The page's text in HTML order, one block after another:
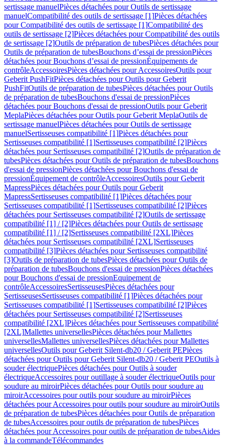
sertissage manuelPièces détachées pour Outils de sertissage
manuelCompatibilité des outils de sertissage [1]Pièces détachées
pour Compatibilité des outils de sertissage [1]Compatibilité des
outils de sertissage [2]Pièces détachées pour Compatibilité des outils
de sertissage [2]Outils de préparation de tubesPièces détachées pour
Outils de préparation de tubesBouchons d’essai de pressionPièces
détachées pour Bouchons d’essai de pressionÉquipements de
contrôleAccessoiresPièces détachées pour AccessoiresOutils pour
Geberit PushFitPièces détachées pour Outils pour Geberit
PushFitOutils de préparation de tubesPièces détachées pour Outils
de préparation de tubesBouchons d'essai de pressionPièces
détachées pour Bouchons d'essai de pressionOutils pour Geberit
MeplaPièces détachées pour Outils pour Geberit MeplaOutils de
sertissage manuelPièces détachées pour Outils de sertissage
manuelSertisseuses compatibilité [1]Pièces détachées pour
Sertisseuses compatibilité [1]Sertisseuses compatibilité [2]Pièces
détachées pour Sertisseuses compatibilité [2]Outils de préparation de
tubesPièces détachées pour Outils de préparation de tubesBouchons
d'essai de pressionPièces détachées pour Bouchons d'essai de
pressionÉquipement de contrôleAccessoiresOutils pour Geberit
MapressPièces détachées pour Outils pour Geberit
MapressSertisseuses compatibilité [1]Pièces détachées pour
Sertisseuses compatibilité [1]Sertisseuses compatibilité [2]Pièces
détachées pour Sertisseuses compatibilité [2]Outils de sertissage
compatibilité [1] / [2]Pièces détachées pour Outils de sertissage
compatibilité [1] / [2]Sertisseuses compatibilité [2XL]Pièces
détachées pour Sertisseuses compatibilité [2XL]Sertisseuses
compatibilité [3]Pièces détachées pour Sertisseuses compatibilité
[3]Outils de préparation de tubesPièces détachées pour Outils de
préparation de tubesBouchons d'essai de pressionPièces détachées
pour Bouchons d'essai de pressionEquipement de
contrôleAccessoiresSertisseusesPièces détachées pour
SertisseusesSertisseuses compatibilité [1]Pièces détachées pour
Sertisseuses compatibilité [1]Sertisseuses compatibilité [2]Pièces
détachées pour Sertisseuses compatibilité [2]Sertisseuses
compatibilité [2XL]Pièces détachées pour Sertisseuses compatibilité
[2XL]Mallettes universellesPièces détachées pour Mallettes
universellesMallettes universellesPièces détachées pour Mallettes
universellesOutils pour Geberit Silent-db20 / Geberit PEPièces
détachées pour Outils pour Geberit Silent-db20 / Geberit PEOutils à
souder électriquePièces détachées pour Outils à souder
électriqueAccessoires pour outillage à souder électriqueOutils pour
soudure au miroirPièces détachées pour Outils pour soudure au
miroirAccessoires pour outils pour soudure au miroirPièces
détachées pour Accessoires pour outils pour soudure au miroirOutils
de préparation de tubesPièces détachées pour Outils de préparation
de tubesAccessoires pour outils de préparation de tubesPièces
détachées pour Accessoires pour outils de préparation de tubesAides
à la commandeTélécommandes